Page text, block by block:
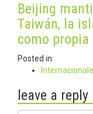
Beijing
Taiwán, la
como propia
Posted in:
leave a reply